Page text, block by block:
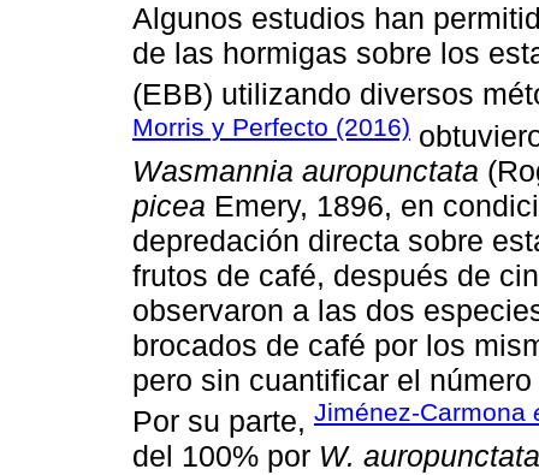
Algunos estudios han
de las hormigas sobre los
(EBB) utilizando diversos
Morris y Perfecto (2016)
Wasmannia auropunctata
picea Emery, 1896, en
depredación directa sobre
frutos de café, después de
observaron a las dos
brocados de café por los
pero sin cuantificar el
Por su parte, Jiménez-Carmona
del 100% por W. auropunctata